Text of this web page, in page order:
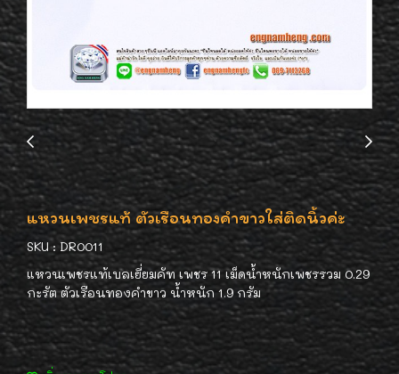
แหวนเพชรแท้ ตัวเรือนทองคำขาวใส่ติดนิ้วค่ะ
SKU : DR0011
แหวนเพชรแท้เบลเยี่ยมคัท เพชร 11 เม็ดน้ำหนักเพชรรวม 0.29
กะรัต ตัวเรือนทองคำขาว น้ำหนัก 1.9 กรัม